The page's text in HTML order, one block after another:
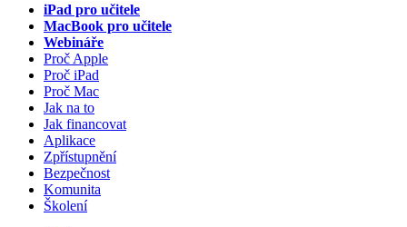
iPad pro učitele
MacBook pro učitele
Webináře
Proč Apple
Proč iPad
Proč Mac
Jak na to
Jak financovat
Aplikace
Zpřístupnění
Bezpečnost
Komunita
Školení